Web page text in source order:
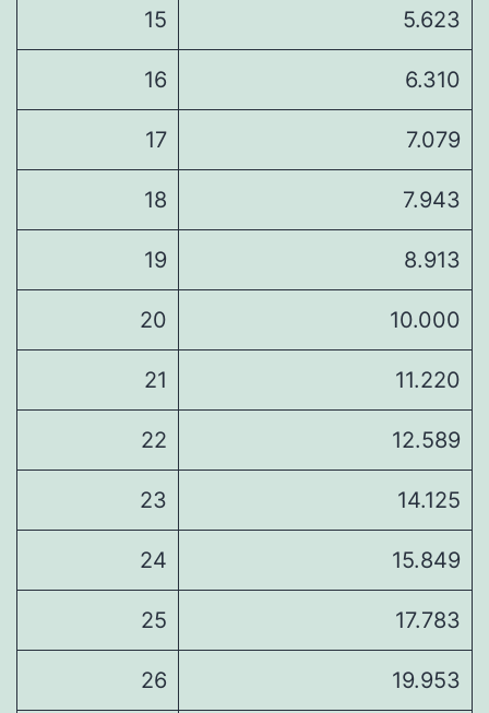
15 5.623
16 6.310
17 7.079
18 7.943
19 8.913
20 10.000
21 11.220
22 12.589
23 14.125
24 15.849
25 17.783
26 19.953